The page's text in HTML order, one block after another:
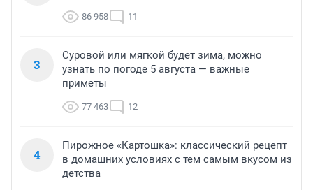
86 958 11
3
Суровой или мягкой будет зима, можно
узнать по погоде 5 августа — важные
приметы
77 463 12
4
Пирожное «Картошка»: классический рецепт
в домашних условиях с тем самым вкусом из
детства